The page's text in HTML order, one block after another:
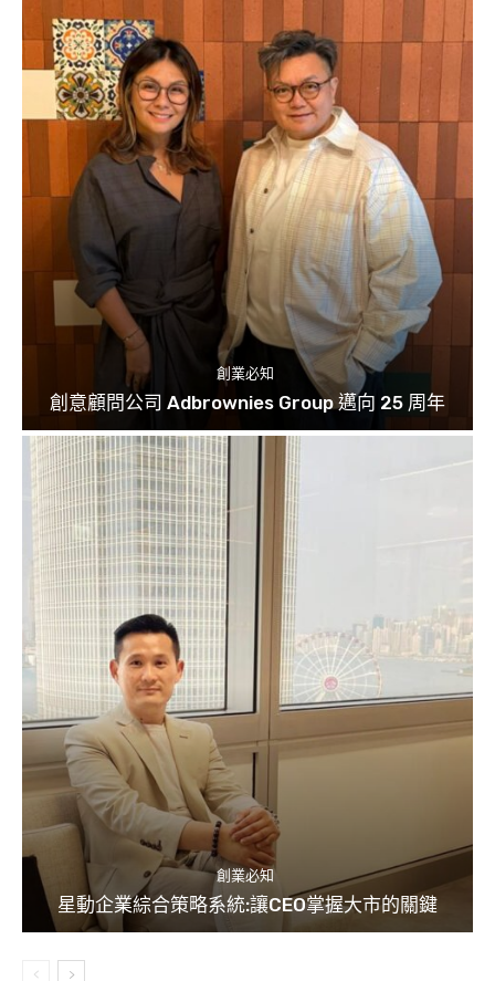
創業必知
創意顧問公司 Adbrownies Group 邁向 25 周年
創業必知
星動企業綜合策略系統:讓CEO掌握大市的關鍵